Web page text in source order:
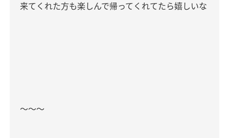
来てくれた方も楽しんで帰ってくれてたら嬉しいな
〜〜〜